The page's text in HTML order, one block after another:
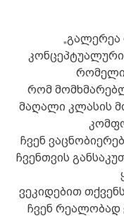
„გალერეა
რომ
მაღალი კლასის
ჩვენ
ჩვენთვის
ვეკიდებით
ჩვენ რეალობად